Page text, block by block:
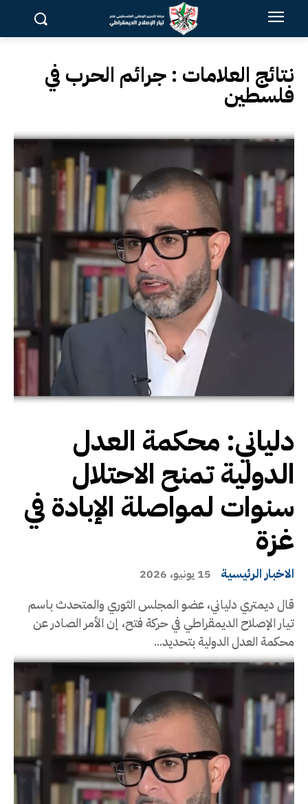
نتائج العلامات : جرائم الحرب في
فلسطين
دلياني: محكمة العدل
الدولية تمنح الاحتلال
سنوات لمواصلة الإبادة في
غزة
الاخبار الرئيسية 15 يونيو، 2026
قال ديمتري دلياني، عضو المجلس الثوري والمتحدث باسم
تيار الإصلاح الديمقراطي في حركة فتح، إن الأمر الصادر عن
محكمة العدل الدولية بتحديد...